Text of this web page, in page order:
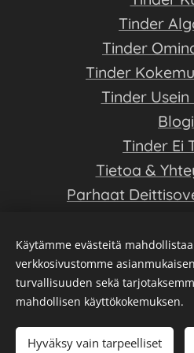
VPN:n kanssa nettiyhteys
mikä hankaloittaaTinder
Tinder
Tinder
Tinder
Blogi
Tinder Ei
Tietoa &
Parhaat
Deittiopas on ilmainen opas
Tinder profiili, ja löydä
+18 vuotiaille -- Voidaan esittää
Tarkista tietojen
Käytämme evästeitä
verkkosivustomme
turvallisuuden sekä
mahdollisen käyttökokemuksen.
Hyväksy vain tarpeelliset